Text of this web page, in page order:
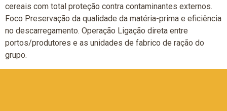
cereais com total proteção contra contaminantes externos.
Foco Preservação da qualidade da matéria-prima e eficiência
no descarregamento. Operação Ligação direta entre
portos/produtores e as unidades de fabrico de ração do
grupo.